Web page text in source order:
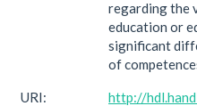
regarding the
education or
significant
of
URI: http://